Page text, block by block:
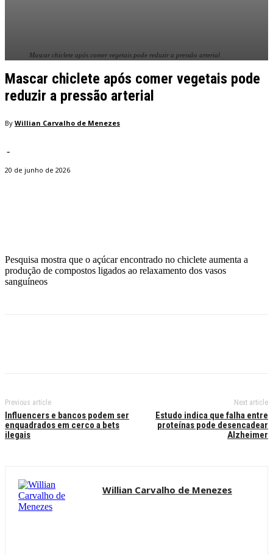
Mascar chiclete após comer vegetais pode reduzir a pressão arterial
Mascar chiclete após comer vegetais pode
reduzir a pressão arterial
By Willian Carvalho de Menezes
-
20 de junho de 2026
Pesquisa mostra que o açúcar encontrado no chiclete aumenta a
produção de compostos ligados ao relaxamento dos vasos
sanguíneos
Previous article
Influencers e bancos podem ser
enquadrados em cerco a bets
ilegais
Next article
Estudo indica que falha entre
proteínas pode desencadear
Alzheimer
Willian Carvalho de Menezes